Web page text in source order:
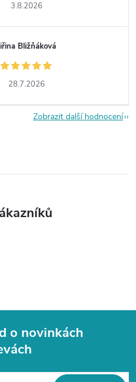
3.8.2026
Bližňáková
28.7.2026
Zobrazit další hodnocení
o novinkách